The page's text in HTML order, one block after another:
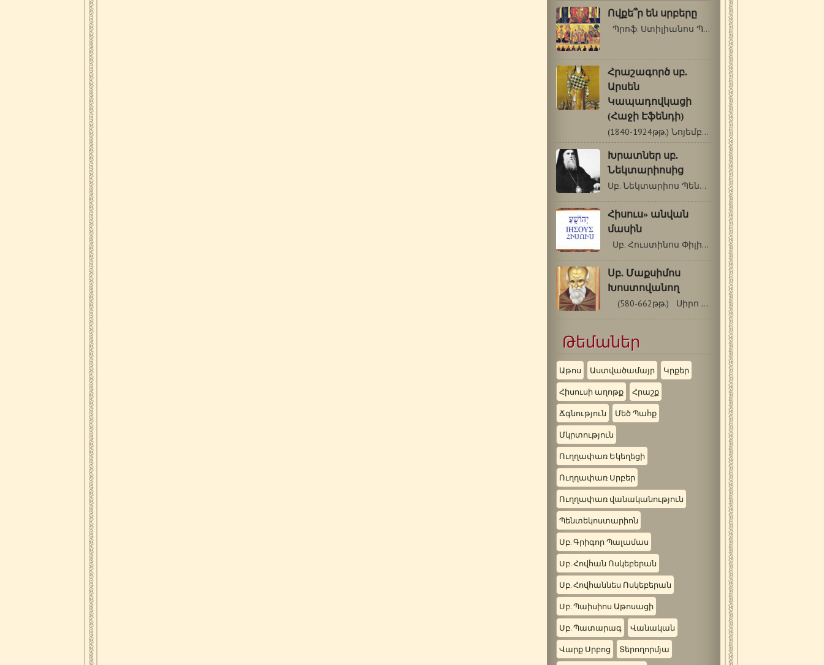
Ովքե՞ր են սրբերը
Պրոֆ. Ստիլիանոս Պապադոպուլոս (Գերասիմոս…
Հրաշագործ սբ.
Արսեն
Կապադովկացի
(Հաջի Էֆենդի)
(1840-1924թթ.) Նոյեմբերի 10/23 Սբ. Արսենը[1]…
Խրատներ սբ.
Նեկտարիոսից
Սբ. Նեկտարիոս Պենդապոլսեցի Տարորոշման1…
Հիսուս» անվան
մասին
Սբ. Հուստինոս Փիլիսոփա (110-165 թթ.)…
Սբ. Մաքսիմոս
Խոստովանող
(580-662թթ.) Սիրո մասին …
Թեմաներ
Աթոս Աստվածամայր Կրքեր
Հիսուսի աղոթք Հրաշք
Ճգնություն Մեծ Պահք
Մկրտություն
Ուղղափառ Եկեղեցի
Ուղղափառ Սրբեր
Ուղղափառ վանականություն
Պենտեկոստարիոն
Սբ. Գրիգոր Պալամաս
Սբ. Հովհան Ոսկեբերան
Սբ. Հովհաննես Ոսկեբերան
Սբ. Պաիսիոս Աթոսացի
Սբ. Պատարագ Վանական
Վարք Սրբոց Տերողորմյա